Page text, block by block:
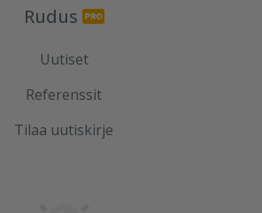
Rudus
Uutiset
Referenssit
Tilaa uutiskirje